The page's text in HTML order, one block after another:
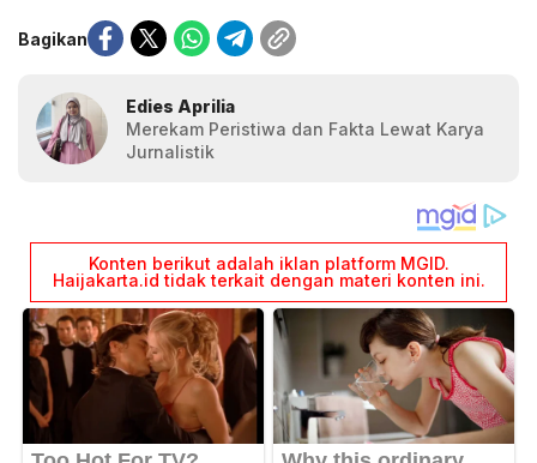
Bagikan
Edies Aprilia
Merekam Peristiwa dan Fakta Lewat Karya
Jurnalistik